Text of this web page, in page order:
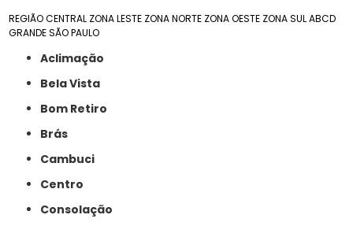
REGIÃO CENTRAL ZONA LESTE ZONA NORTE ZONA OESTE ZONA SULABCD
GRANDE SÃO PAULO
Aclimação
Bela Vista
Bom Retiro
Brás
Cambuci
Centro
Consolação